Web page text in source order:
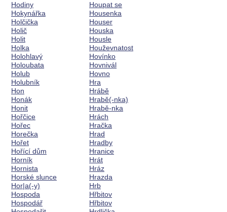
Hodiny
Hokynářka
Holčička
Holič
Holit
Holka
Holohlavý
Holoubata
Holub
Holubník
Hon
Honák
Honit
Hořčice
Hořec
Horečka
Hořet
Hořící dům
Horník
Hornista
Horské slunce
Hor|a(-y)
Hospoda
Hospodář
Houpat se
Housenka
Houser
Houska
Housle
Houževnatost
Hovínko
Hovnivál
Hovno
Hra
Hrábě
Hrabě(-nka)
Hrabě-nka
Hrách
Hračka
Hrad
Hradby
Hranice
Hrát
Hráz
Hrazda
Hrb
Hřbitov
Hřbitov